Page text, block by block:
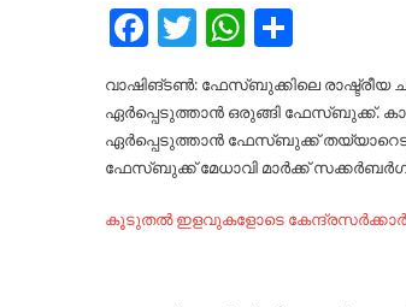
Facebook
TwitterWhatsApp
വാഷിങ്ടൺ: ഫേസ്ബുക്കിലെ
ഏർപ്പെടുത്താൻ ഒരുങ്ങി ഫേസ്ബുക്ക്.
ഏർപ്പെടുത്താൻ ഫേസ്ബുക്ക്
ഫേസ്ബുക്ക് മേധാവി മാർക്ക് സക്കർബർഗ്
കൂടുതല്‍ ഇളവുകളോടെ കേന്ദ്രസര്‍ക്കാര്‍